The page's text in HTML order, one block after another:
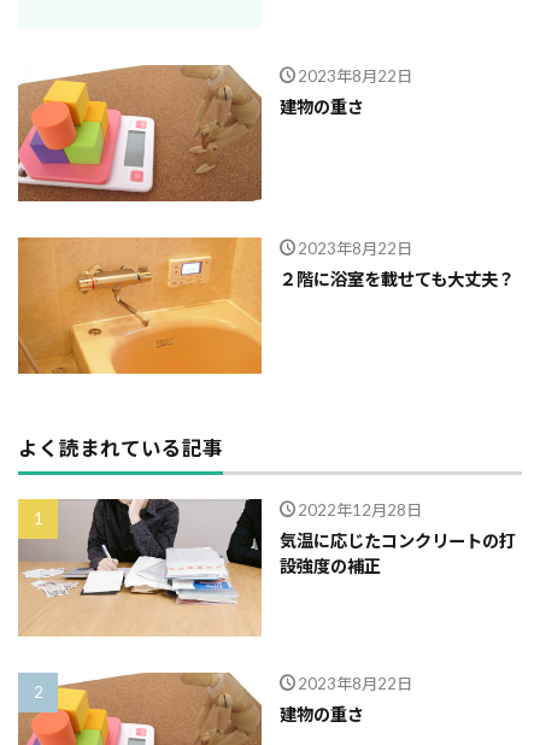
2023年8月22日
建物の重さ
2023年8月22日
２階に浴室を載せても大丈夫？
よく読まれている記事
2022年12月28日
気温に応じたコンクリートの打
設強度の補正
2023年8月22日
建物の重さ